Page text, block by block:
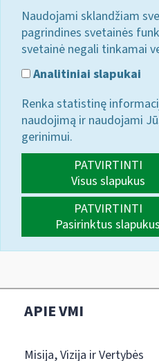
Naudojami sklandžiam
pagrindines svetainės
svetainė negali tinkamai
Analitiniai slapukai
Renka statistinę
naudojimą ir naudojami
gerinimui.
PATVIRTINTI
Visus slapukus
PATVIRTINTI
Pasirinktus slapukus
APIE VMI
Misija, Vizija ir Vertybės